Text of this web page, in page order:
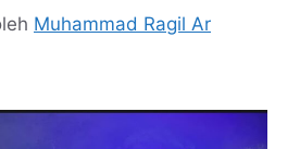
Muhammad Ragil Ar